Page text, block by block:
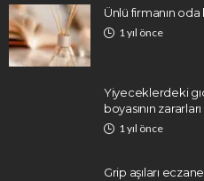
Ünlü firmanın
1 yıl önce
Yiyeceklerdeki
boyasının
1 yıl önce
Grip aşıları